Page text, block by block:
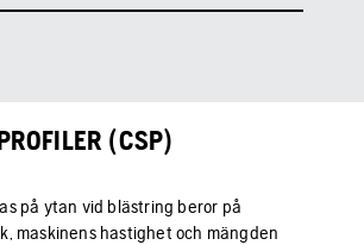
(CSP)
på ytan vid blästring beror på
maskinens hastighet och mängden